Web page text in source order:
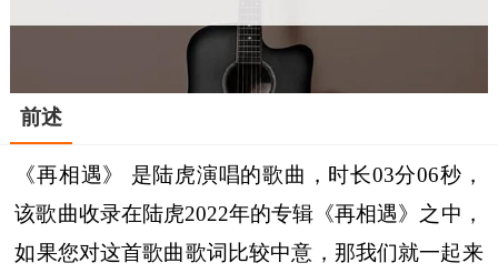
前述
《再相遇》 是陆虎演唱的歌曲，时长03分06秒，
该歌曲收录在陆虎2022年的专辑《再相遇》之中，
如果您对这首歌曲歌词比较中意，那我们就一起来